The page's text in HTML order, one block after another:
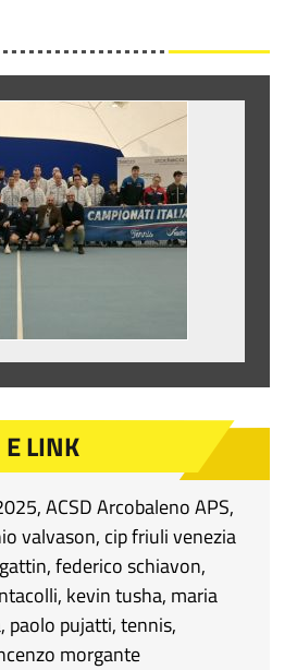
LINK
,ACSD Arcobaleno APS,
valvason, cip friuli venezia
,federico schiavon,
, kevin tusha, maria
, paolo pujatti,tennis,
morgante